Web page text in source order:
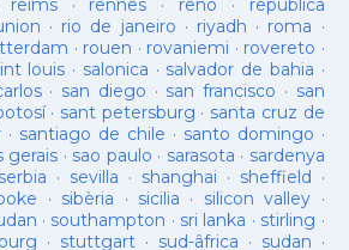
reims· rennes · reno · republica
· rio de janeiro · riyadh · roma ·
· rouen · rovaniemi · rovereto ·
louis · salonica · salvador de bahia ·
· san diego · san francisco · san
· sant petersburg · santa cruz de
· santiago de chile · santo domingo ·
gerais · sao paulo · sarasota · sardenya
serbia · sevilla · shanghai · sheffield ·
· sibèria · sicilia · silicon valley ·
· southampton · sri lanka · stirling ·
· stuttgart· sud-âfrica · sudan ·